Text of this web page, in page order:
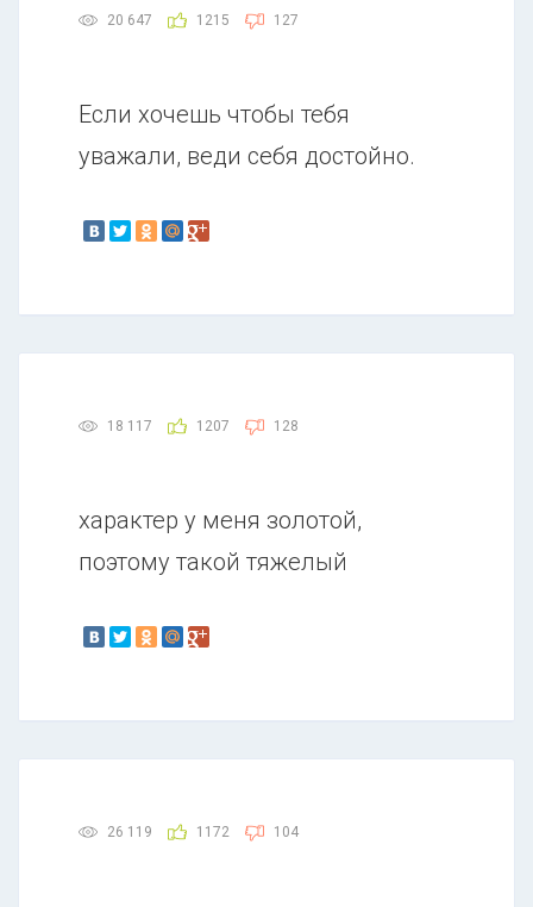
20 647 1215 127
Если хочешь чтобы тебя
уважали, веди себя достойно.
18 117 1207 128
характер у меня золотой,
поэтому такой тяжелый
26 119 1172 104